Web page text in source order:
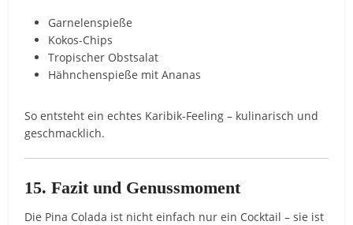
Garnelenspieße
Kokos-Chips
Tropischer Obstsalat
Hähnchenspieße mit Ananas
So entsteht ein echtes Karibik-Feeling – kulinarisch und
geschmacklich.
15. Fazit und Genussmoment
Die Pina Colada ist nicht einfach nur ein Cocktail – sie ist